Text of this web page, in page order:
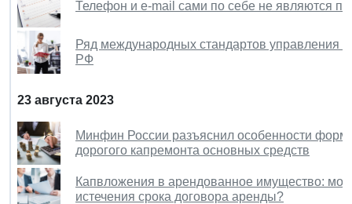
Телефон и е-mail сами по себе не являются
Ряд международных стандартов управления
РФ
23 августа 2023
Минфин России разъяснил особенности
дорогого капремонта основных средств
Капвложения в арендованное имущество:
истечения срока договора аренды?